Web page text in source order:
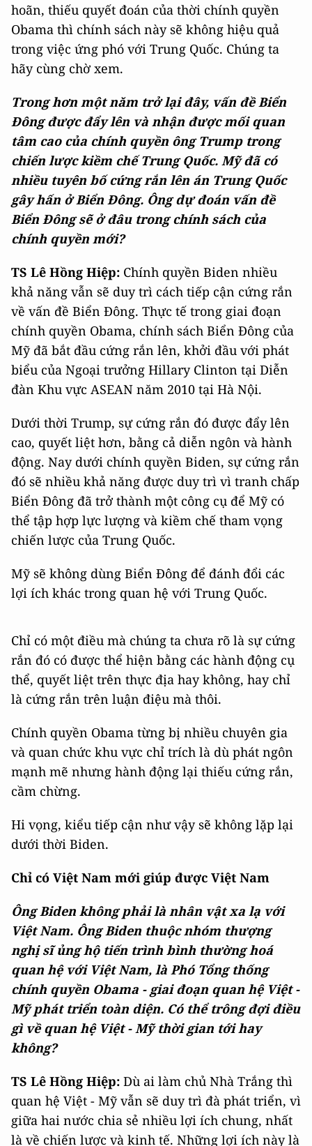
hoãn, thiếu quyết đoán của thời chính quyền
Obama thì chính sách này sẽ không hiệu quả
trong việc ứng phó với Trung Quốc. Chúng ta
hãy cùng chờ xem.
Trong hơn một năm trở lại đây, vấn đề Biển
Đông được đẩy lên và nhận được mối quan
tâm cao của chính quyền ông Trump trong
chiến lược kiềm chế Trung Quốc. Mỹ đã có
nhiều tuyên bố cứng rắn lên án Trung Quốc
gây hấn ở Biển Đông. Ông dự đoán vấn đề
Biển Đông sẽ ở đâu trong chính sách của
chính quyền mới?
TS Lê Hồng Hiệp: Chính quyền Biden nhiều
khả năng vẫn sẽ duy trì cách tiếp cận cứng rắn
về vấn đề Biển Đông. Thực tế trong giai đoạn
chính quyền Obama, chính sách Biển Đông của
Mỹ đã bắt đầu cứng rắn lên, khởi đầu với phát
biểu của Ngoại trưởng Hillary Clinton tại Diễn
đàn Khu vực ASEAN năm 2010 tại Hà Nội.
Dưới thời Trump, sự cứng rắn đó được đẩy lên
cao, quyết liệt hơn, bằng cả diễn ngôn và hành
động. Nay dưới chính quyền Biden, sự cứng rắn
đó sẽ nhiều khả năng được duy trì vì tranh chấp
Biển Đông đã trở thành một công cụ để Mỹ có
thể tập hợp lực lượng và kiềm chế tham vọng
chiến lược của Trung Quốc.
Mỹ sẽ không dùng Biển Đông để đánh đổi các
lợi ích khác trong quan hệ với Trung Quốc.
Chỉ có một điều mà chúng ta chưa rõ là sự cứng
rắn đó có được thể hiện bằng các hành động cụ
thể, quyết liệt trên thực địa hay không, hay chỉ
là cứng rắn trên luận điệu mà thôi.
Chính quyền Obama từng bị nhiều chuyên gia
và quan chức khu vực chỉ trích là dù phát ngôn
mạnh mẽ nhưng hành động lại thiếu cứng rắn,
cầm chừng.
Hi vọng, kiểu tiếp cận như vậy sẽ không lặp lại
dưới thời Biden.
Chỉ có Việt Nam mới giúp được Việt Nam
Ông Biden không phải là nhân vật xa lạ với
Việt Nam. Ông Biden thuộc nhóm thượng
nghị sĩ ủng hộ tiến trình bình thường hoá
quan hệ với Việt Nam, là Phó Tổng thống
chính quyền Obama - giai đoạn quan hệ Việt -
Mỹ phát triển toàn diện. Có thể trông đợi điều
gì về quan hệ Việt - Mỹ thời gian tới hay
không?
TS Lê Hồng Hiệp: Dù ai làm chủ Nhà Trắng thì
quan hệ Việt - Mỹ vẫn sẽ duy trì đà phát triển, vì
giữa hai nước chia sẻ nhiều lợi ích chung, nhất
là về chiến lược và kinh tế. Những lợi ích này là